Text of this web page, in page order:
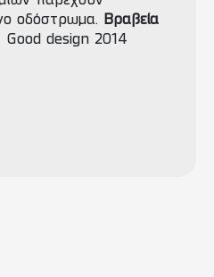
οδόστρωμα.
Βραβεία
Good design 2014